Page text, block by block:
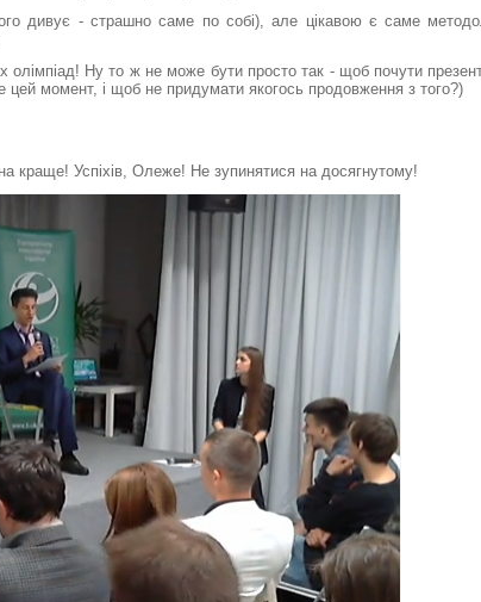
дивує - страшно саме по собі), але цікавою є саме
Ну то ж не може бути просто так - щоб почути
момент, і щоб не придумати якогось продовження з того?)
Успіхів, Олеже! Не зупинятися на досягнутому!